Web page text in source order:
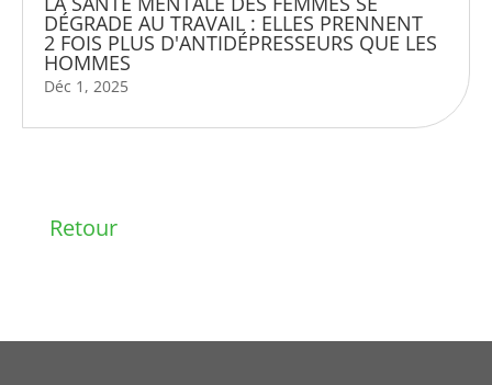
DÉGRADE AU TRAVAIL : ELLES PRENNENT
2 FOIS PLUS D'ANTIDÉPRESSEURS QUE LES
HOMMES
Déc 1, 2025
Retour